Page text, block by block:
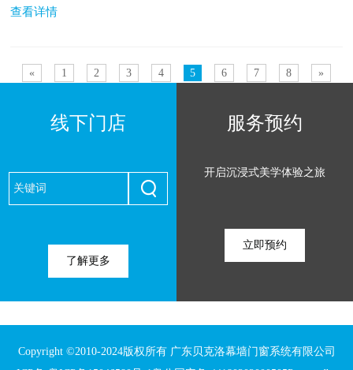
查看详情
« 1 2 3 4 5 6 7 8 »
线下门店
了解更多
服务预约
开启沉浸式美学体验之旅
立即预约
Copyright ©2010-2024版权所有 广东贝克洛幕墙门窗系统有限公司